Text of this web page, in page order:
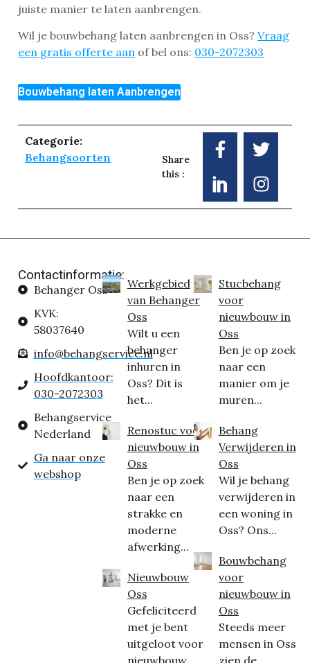
juiste manier te laten aanbrengen.
Wil je bouwbehang laten aanbrengen in Oss? Vraag
een gratis offerte aan of bel ons: 030-2072303
Bouwbehang laten Aanbrengen
Categorie:
Behangsoorten
Share
this :
Contactinformatie:
Behanger Oss
KVK:
58037640
info@behangservice.nl
Hoofdkantoor:
030-2072303
Behangservice
Nederland
Ga naar onze
webshop
Werkgebied
van Behanger
Oss
Wilt u een
behanger
inhuren in
Oss? Dit is
het...
Renostuc voor
nieuwbouw in
Oss
Ben je op zoek
naar een
strakke en
moderne
afwerking...
Nieuwbouw
Oss
Gefeliciteerd
met je bent
uitgeloot voor
nieuwbouw
Stucbehang
voor
nieuwbouw in
Oss
Ben je op zoek
naar een
manier om je
muren...
Behang
Verwijderen in
Oss
Wil je behang
verwijderen in
een woning in
Oss? Ons...
Bouwbehang
voor
nieuwbouw in
Oss
Steeds meer
mensen in Oss
zien de